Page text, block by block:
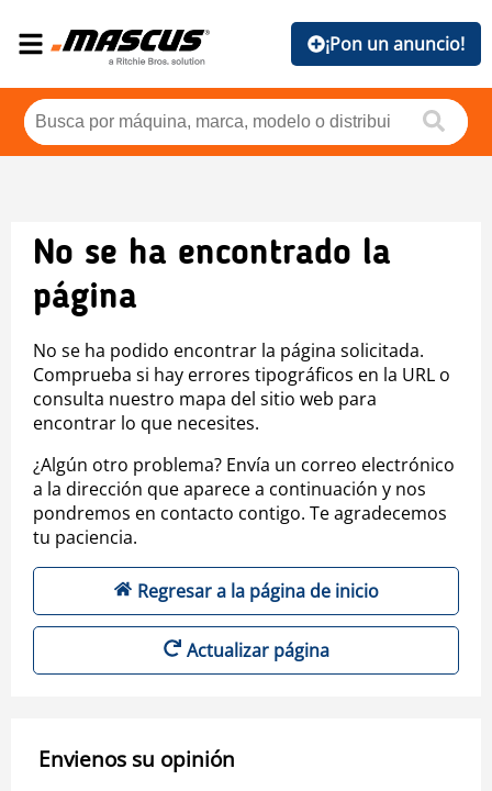
¡Pon un anuncio!
No se ha encontrado la
página
No se ha podido encontrar la página solicitada.
Comprueba si hay errores tipográficos en la URL o
consulta nuestro mapa del sitio web para
encontrar lo que necesites.
¿Algún otro problema? Envía un correo electrónico
a la dirección que aparece a continuación y nos
pondremos en contacto contigo. Te agradecemos
tu paciencia.
Regresar a la página de inicio
Actualizar página
Envienos su opinión